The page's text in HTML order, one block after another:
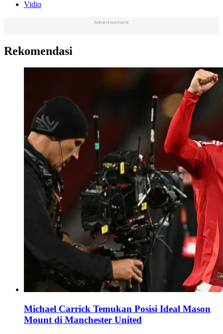
Vidio
Advertisement
Rekomendasi
Michael Carrick Temukan Posisi Ideal Mason
Mount di Manchester United